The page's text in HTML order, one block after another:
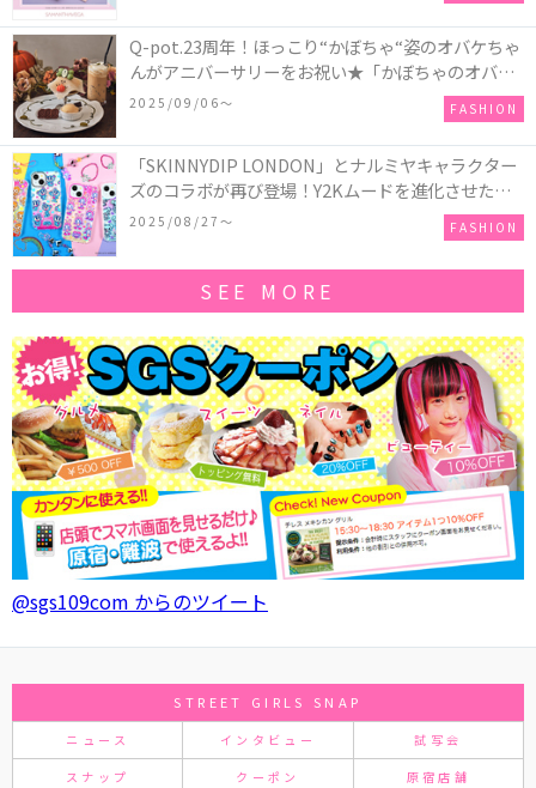
Q-pot.23周年！ほっこり“かぼちゃ“姿のオバケちゃ
んがアニバーサリーをお祝い★「かぼちゃのオバケ
ーキアクセサリー」が新発売！Q-pot CAFE.では
「かぼちゃのオバケーキプレート」も登場
2025/09/06〜 FASHION
「SKINNYDIP LONDON」とナルミヤキャラクター
ズのコラボが再び登場！Y2Kムードを進化させた新
作コレクションを発売♪
2025/08/27〜 FASHION
SEE MORE
@sgs109com からのツイート
STREET GIRLS SNAP
ニュース インタビュー 試写会
スナップ クーポン 原宿店舗